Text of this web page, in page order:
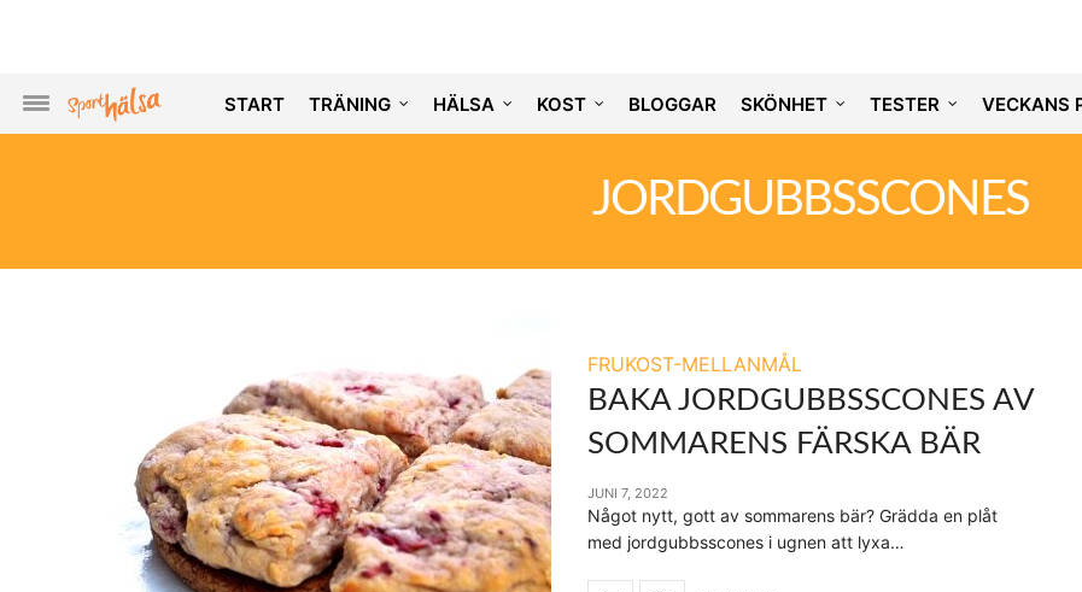
START TRÄNING HÄLSA KOST BLOGGAR SKÖNHET TESTER VECKANS
JORDGUBBSSCONES
FRUKOST-MELLANMÅL
BAKA JORDGUBBSSCONES AV
SOMMARENS FÄRSKA BÄR
JUNI 7, 2022
Något nytt, gott av sommarens bär? Grädda en plåt
med jordgubbsscones i ugnen att lyxa…